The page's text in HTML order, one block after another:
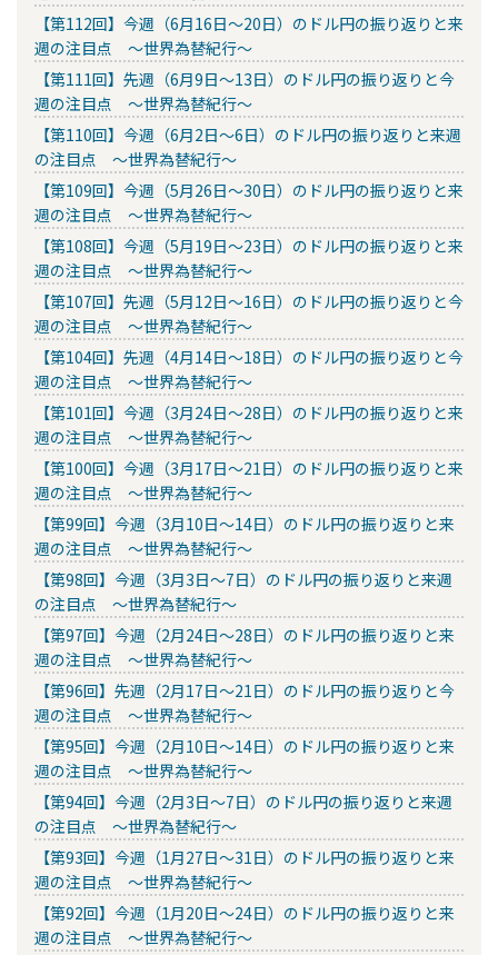
【第112回】今週（6月16日～20日）のドル円の振り返りと来
週の注目点 ～世界為替紀行～
【第111回】先週（6月9日～13日）のドル円の振り返りと今
週の注目点 ～世界為替紀行～
【第110回】今週（6月2日～6日）のドル円の振り返りと来週
の注目点 ～世界為替紀行～
【第109回】今週（5月26日～30日）のドル円の振り返りと来
週の注目点 ～世界為替紀行～
【第108回】今週（5月19日～23日）のドル円の振り返りと来
週の注目点 ～世界為替紀行～
【第107回】先週（5月12日～16日）のドル円の振り返りと今
週の注目点 ～世界為替紀行～
【第104回】先週（4月14日～18日）のドル円の振り返りと今
週の注目点 ～世界為替紀行～
【第101回】今週（3月24日～28日）のドル円の振り返りと来
週の注目点 ～世界為替紀行～
【第100回】今週（3月17日～21日）のドル円の振り返りと来
週の注目点 ～世界為替紀行～
【第99回】今週（3月10日～14日）のドル円の振り返りと来
週の注目点 ～世界為替紀行～
【第98回】今週（3月3日～7日）のドル円の振り返りと来週
の注目点 ～世界為替紀行～
【第97回】今週（2月24日～28日）のドル円の振り返りと来
週の注目点 ～世界為替紀行～
【第96回】先週（2月17日～21日）のドル円の振り返りと今
週の注目点 ～世界為替紀行～
【第95回】今週（2月10日～14日）のドル円の振り返りと来
週の注目点 ～世界為替紀行～
【第94回】今週（2月3日～7日）のドル円の振り返りと来週
の注目点 ～世界為替紀行～
【第93回】今週（1月27日～31日）のドル円の振り返りと来
週の注目点 ～世界為替紀行～
【第92回】今週（1月20日～24日）のドル円の振り返りと来
週の注目点 ～世界為替紀行～